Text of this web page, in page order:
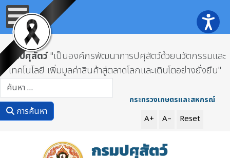
กรมปศุสัตว์"เป็นองค์กรพัฒนาการปศุสัตว์ด้วยนวัตกรรมและ
เทคโนโลยี เพิ่มมูลค่าสินค้าสู่ตลาดโลกและเติบโตอย่างยั่งยืน"
การค้นหา
กระทรวงเกษตรและสหกรณ์
A+ A– Reset